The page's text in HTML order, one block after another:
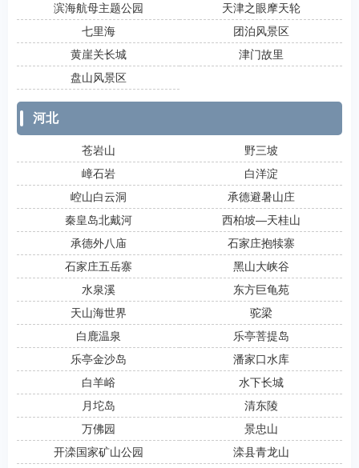
滨海航母主题公园
天津之眼摩天轮
七里海
团泊风景区
黄崖关长城
津门故里
盘山风景区
河北
苍岩山
野三坡
嶂石岩
白洋淀
崆山白云洞
承德避暑山庄
秦皇岛北戴河
西柏坡―天桂山
承德外八庙
石家庄抱犊寨
石家庄五岳寨
黑山大峡谷
水泉溪
东方巨龟苑
天山海世界
驼梁
白鹿温泉
乐亭菩提岛
乐亭金沙岛
潘家口水库
白羊峪
水下长城
月坨岛
清东陵
万佛园
景忠山
开滦国家矿山公园
滦县青龙山